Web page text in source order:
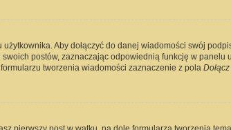
Aby dołączyć do danej wiadomości swój
postów, zaznaczając odpowiednią funkcję w
tworzenia wiadomości zaznaczenie z pola